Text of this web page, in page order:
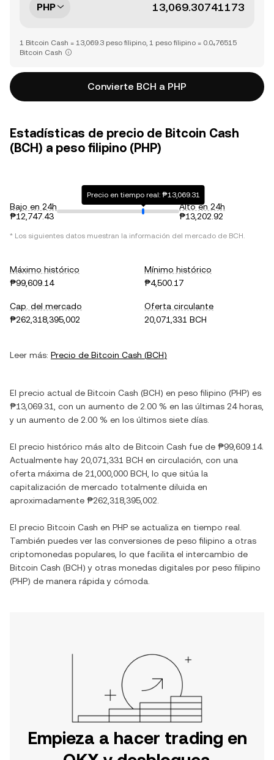
PHP
1 Bitcoin Cash = 13,069.3 peso filipino, 1 peso filipino = 0.0₄76515
Bitcoin Cash
Convierte BCH a PHP
Estadísticas de precio de Bitcoin Cash
(BCH) a peso filipino (PHP)
Bajo en 24h
₱12,747.43
Precio en tiempo real: ₱13,069.31
Alto en 24h
₱13,202.92
* Los siguientes datos muestran la información del mercado de BCH.
Máximo histórico
₱99,609.14
Mínimo histórico
₱4,500.17
Cap. del mercado
₱262,318,395,002
Oferta circulante
20,071,331 BCH
Leer más: Precio de Bitcoin Cash (BCH)
El precio actual de Bitcoin Cash (BCH) en peso filipino (PHP) es
₱13,069.31
, con un aumento de 2.00 % en las últimas 24 horas,
y un aumento de 2.00 % en los últimos siete días.
El precio histórico más alto de Bitcoin Cash fue de ₱99,609.14.
Actualmente hay 20,071,331 BCH en circulación, con una
oferta máxima de 21,000,000 BCH , lo que sitúa la
capitalización de mercado totalmente diluida en
aproximadamente ₱262,318,395,002
El precio Bitcoin Cash en PHP se actualiza en tiempo real.
También puedes ver las conversiones de peso filipino a otras
criptomonedas populares, lo que facilita el intercambio de
Bitcoin Cash (BCH) y otras monedas digitales por peso filipino
(PHP) de manera rápida y cómoda.
Empieza a hacer trading en